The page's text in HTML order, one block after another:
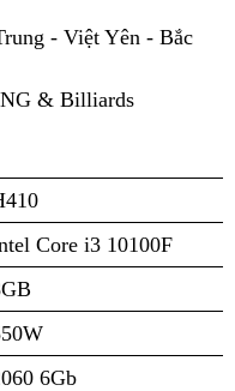
- Việt Yên - Bắc
& Billiards
Core i3 10100F
6Gb